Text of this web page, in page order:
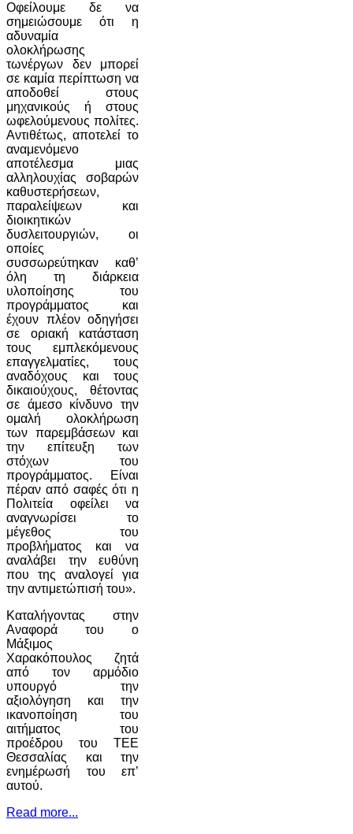
Οφείλουμε δε να
σημειώσουμε ότι η
αδυναμία
ολοκλήρωσης
τωνέργων δεν μπορεί
σε καμία περίπτωση να
αποδοθεί στους
μηχανικούς ή στους
ωφελούμενους πολίτες.
Αντιθέτως, αποτελεί το
αναμενόμενο
αποτέλεσμα μιας
αλληλουχίας σοβαρών
καθυστερήσεων,
παραλείψεων και
διοικητικών
δυσλειτουργιών, οι
οποίες
συσσωρεύτηκαν καθ’
όλη τη διάρκεια
υλοποίησης του
προγράμματος και
έχουν πλέον οδηγήσει
σε οριακή κατάσταση
τους εμπλεκόμενους
επαγγελματίες, τους
αναδόχους και τους
δικαιούχους, θέτοντας
σε άμεσο κίνδυνο την
ομαλή ολοκλήρωση
των παρεμβάσεων και
την επίτευξη των
στόχων του
προγράμματος. Είναι
πέραν από σαφές ότι η
Πολιτεία οφείλει να
αναγνωρίσει το
μέγεθος του
προβλήματος και να
αναλάβει την ευθύνη
που της αναλογεί για
την αντιμετώπισή του».
Καταλήγοντας στην
Αναφορά του ο
Μάξιμος
Χαρακόπουλος ζητά
από τον αρμόδιο
υπουργό την
αξιολόγηση και την
ικανοποίηση του
αιτήματος του
προέδρου του ΤΕΕ
Θεσσαλίας και την
ενημέρωσή του επ’
αυτού.
Read more...